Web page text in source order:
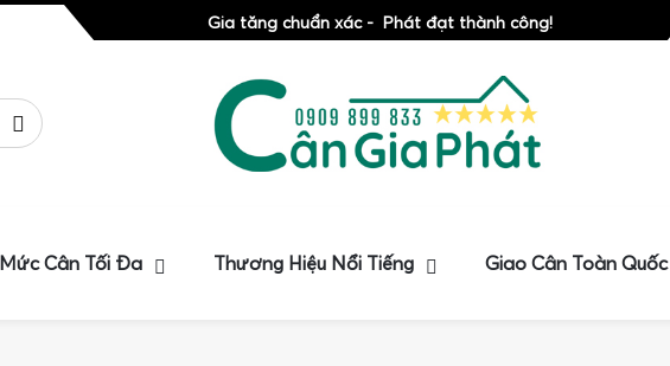
Gia tăng chuẩn xác - Phát đạt thành công!
Mức Cân Tối Đa Thương Hiệu Nổi Tiếng Giao Cân Toàn Quốc